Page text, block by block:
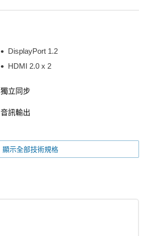
DisplayPort 1.2
HDMI 2.0 x 2
獨立同步
音訊輸出
顯示全部技術規格